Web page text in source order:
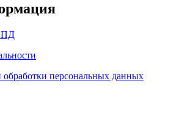
ПД
персональных данных